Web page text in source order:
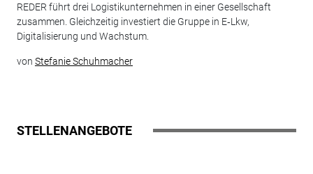
REDER führt drei Logistikunternehmen in einer Gesellschaft
zusammen. Gleichzeitig investiert die Gruppe in E‑Lkw,
Digitalisierung und Wachstum.
von Stefanie Schuhmacher
STELLENANGEBOTE